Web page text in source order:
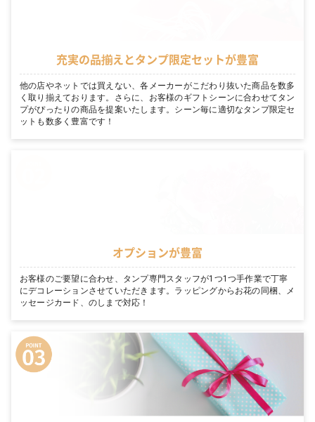
充実の品揃えとタンプ限定セットが豊富
他の店やネットでは買えない、各メーカーがこだわり抜いた商品を数多
く取り揃えております。さらに、お客様のギフトシーンに合わせてタン
プがぴったりの商品を提案いたします。シーン毎に適切なタンプ限定セ
ットも数多く豊富です！
オプションが豊富
お客様のご要望に合わせ、タンプ専門スタッフが1つ1つ手作業で丁寧
にデコレーションさせていただきます。ラッピングからお花の同梱、メ
ッセージカード、のしまで対応！